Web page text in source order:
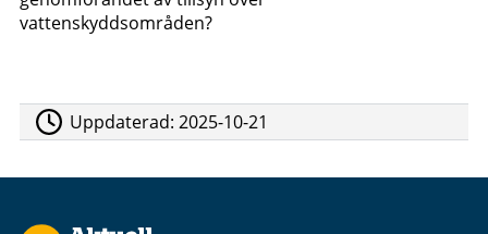
vattenskyddsområden?
Uppdaterad:2025-10-21